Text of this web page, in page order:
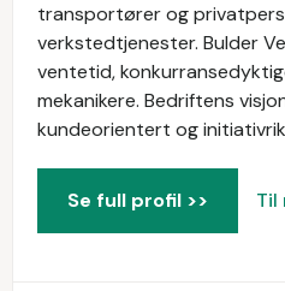
transportører og
verkstedtjenester. Bulder
ventetid,
mekanikere. Bedriftens
kundeorientert og
Se full profil >> Til